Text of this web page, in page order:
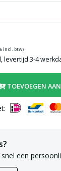
incl. btw)
levertijd 3-4
TOEVOEGEN
een